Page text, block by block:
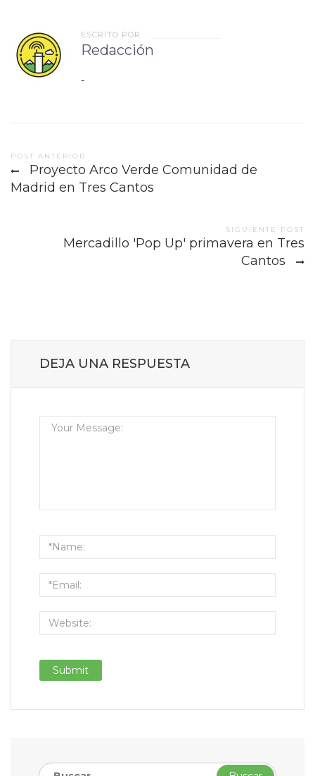
ESCRITO POR
Redacción
-
Post
navigation
POST ANTERIOR
Proyecto Arco Verde Comunidad de
Madrid en Tres Cantos
SIGUIENTE POST
Mercadillo 'Pop Up' primavera en Tres
Cantos
DEJA UNA RESPUESTA
Buscar: